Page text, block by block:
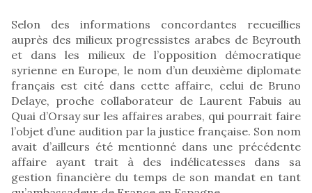
Selon des informations concordantes recueillies
auprès des milieux progressistes arabes de Beyrouth
et dans les milieux de l’opposition démocratique
syrienne en Europe, le nom d’un deuxième diplomate
français est cité dans cette affaire, celui de Bruno
Delaye, proche collaborateur de Laurent Fabuis au
Quai d’Orsay sur les affaires arabes, qui pourrait faire
l’objet d’une audition par la justice française. Son nom
avait d’ailleurs été mentionné dans une précédente
affaire ayant trait à des indélicatesses dans sa
gestion financière du temps de son mandat en tant